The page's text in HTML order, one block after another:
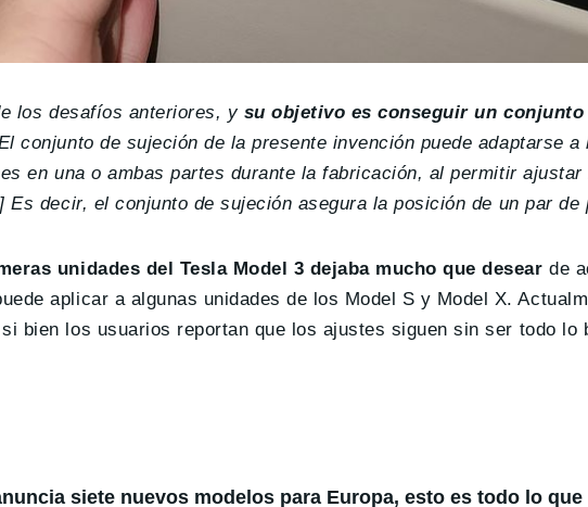
los desafíos anteriores, y su objetivo es conseguir un
conjunto de sujeción de la presente invención puede adaptarse a
en una o ambas partes durante la fabricación, al permitir
decir, el conjunto de sujeción asegura la posición de un par de
unidades del Tesla Model 3 dejaba mucho que desear de
aplicar a algunas unidades de los Model S y Model X.
bien los usuarios reportan que los ajustes siguen sin ser todo lo
siete nuevos modelos para Europa, esto es todo lo que